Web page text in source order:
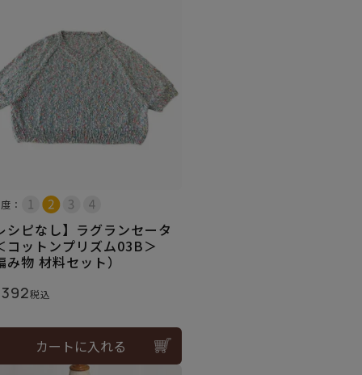
：
シピなし】ラグランセータ
コットンプリズム03B＞
み物 材料セット）
税込
カートに入れる